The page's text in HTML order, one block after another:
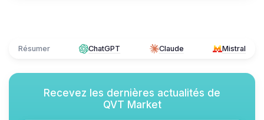
Résumer ChatGPT Claude Mistral
Recevez les dernières actualités de
QVT Market